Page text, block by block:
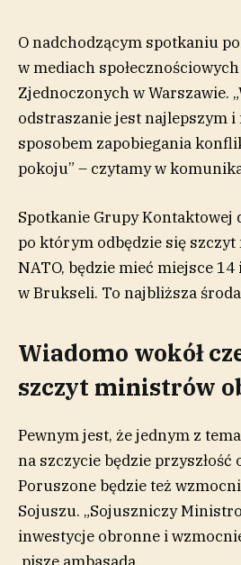
O nadchodzącym spotkaniu
w mediach
Zjednoczonych w Warszawie.
odstraszanie jest najlepszym
sposobem zapobiegania
pokoju” – czytamy w
Spotkanie Grupy Kontaktowej
po którym odbędzie się
NATO, będzie mieć miejsce 14
w Brukseli. To najbliższa
Wiadomo wokół
szczyt ministrów
Pewnym jest, że jednym z
na szczycie będzie
Poruszone będzie też
Sojuszu. „Sojuszniczy
inwestycje obronne i
pisze ambasada.